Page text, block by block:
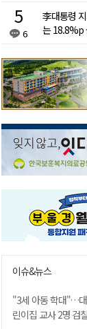
6
李대통령
는 18.8%p
이슈&뉴스
"3세 아동 학대"…
린이집 교사 2명 검